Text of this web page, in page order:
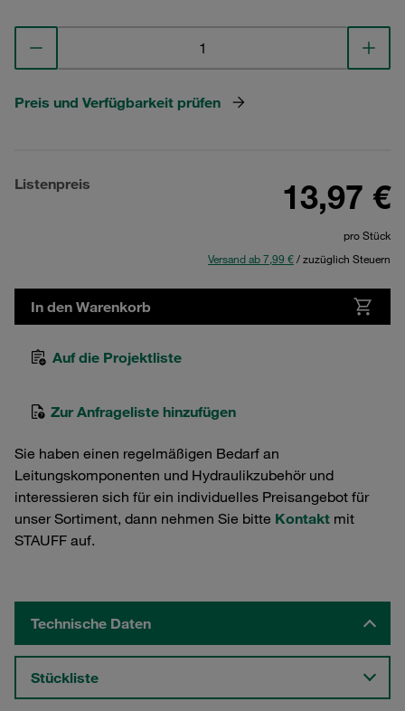
Preis und Verfügbarkeit prüfen
Listenpreis 13,97 €
pro Stück
Versand ab 7,99 €/ zuzüglich Steuern
In den Warenkorb
Auf die Projektliste
Zur Anfrageliste hinzufügen
Sie haben einen regelmäßigen Bedarf an
Leitungskomponenten und Hydraulikzubehör und
interessieren sich für ein individuelles Preisangebot für
unser Sortiment, dann nehmen Sie bitte Kontakt mit
STAUFF auf.
Technische Daten
Stückliste